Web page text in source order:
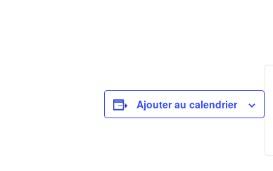
Ajouter au calendrier